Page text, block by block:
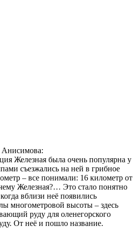
Железная была очень популярна у
съезжались на ней в грибное
– все понимали: 16 километр от
Железная?… Это стало понятно
вблизи неё появились
многометровой высоты – здесь
руду для оленегорского
От неё и пошло название.